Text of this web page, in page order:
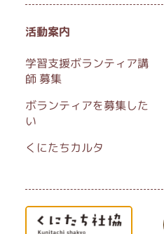
活動案内
学習支援ボランティア講
師 募集
ボランティアを募集した
い
くにたちカルタ